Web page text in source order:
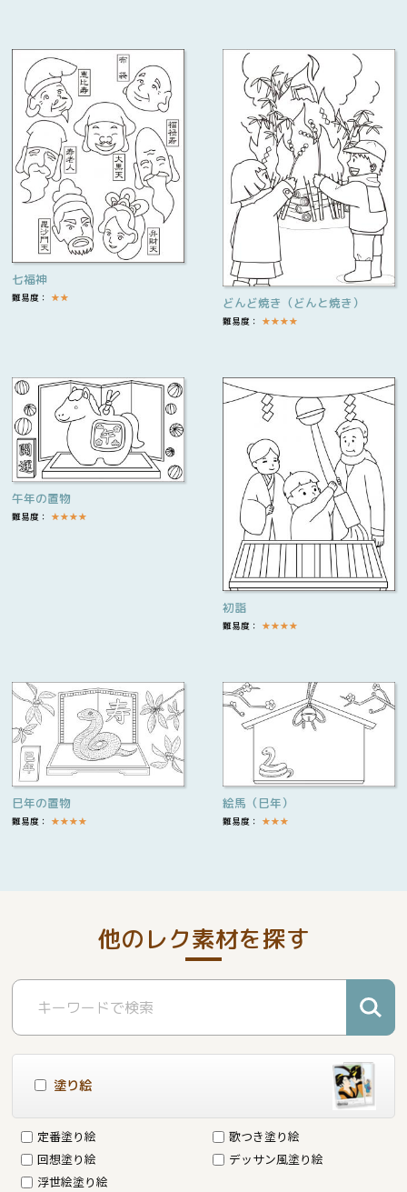
七福神
難易度： ★★ どんど焼き（どんと焼き）
難易度： ★★★★
午年の置物
難易度： ★★★★
初詣
難易度： ★★★★
巳年の置物
難易度： ★★★★
絵馬（巳年）
難易度： ★★★
他のレク素材を探す
塗り絵
定番塗り絵
歌つき塗り絵
回想塗り絵
デッサン風塗り絵
浮世絵塗り絵